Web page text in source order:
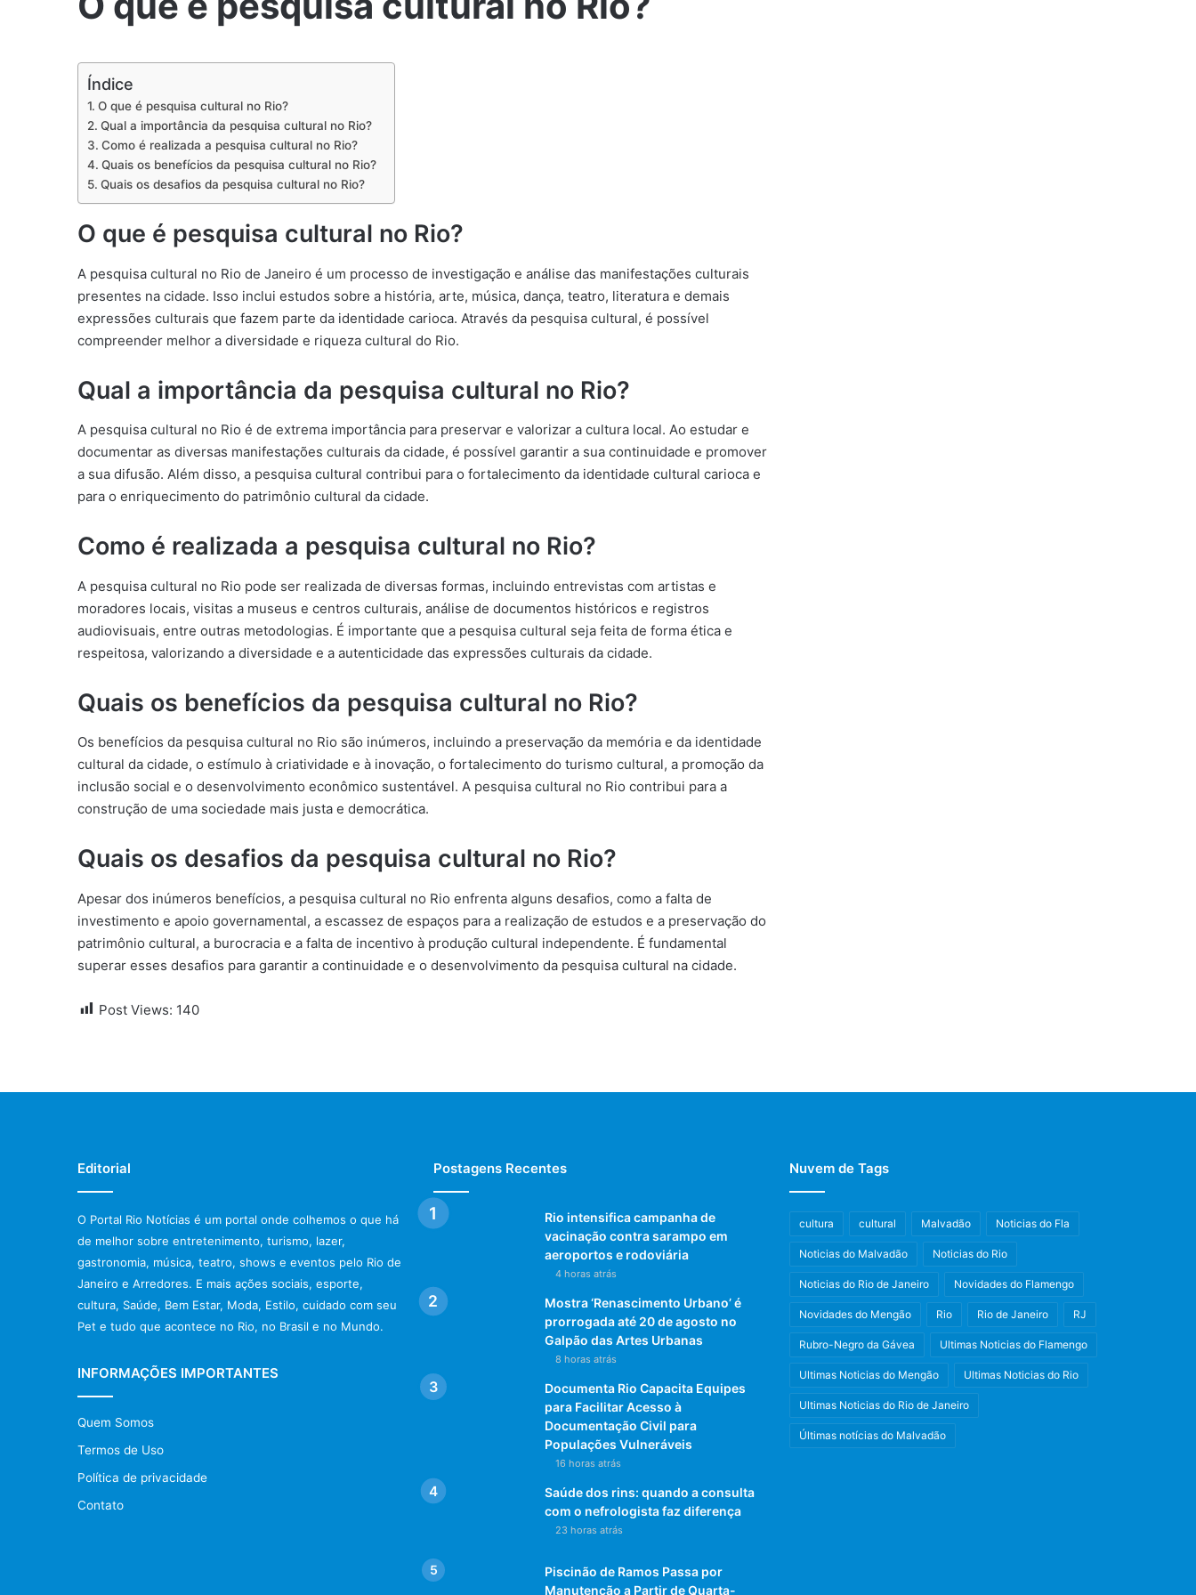
Índice
O que é pesquisa cultural no Rio?
Qual a importância da pesquisa cultural no Rio?
Como é realizada a pesquisa cultural no Rio?
Quais os benefícios da pesquisa cultural no Rio?
Quais os desafios da pesquisa cultural no Rio?
O que é pesquisa cultural no Rio?
A pesquisa cultural no Rio de Janeiro é um processo de investigação e análise das manifestações culturais
presentes na cidade. Isso inclui estudos sobre a história, arte, música, dança, teatro, literatura e demais
expressões culturais que fazem parte da identidade carioca. Através da pesquisa cultural, é possível
compreender melhor a diversidade e riqueza cultural do Rio.
Qual a importância da pesquisa cultural no Rio?
A pesquisa cultural no Rio é de extrema importância para preservar e valorizar a cultura local. Ao estudar e
documentar as diversas manifestações culturais da cidade, é possível garantir a sua continuidade e promover
a sua difusão. Além disso, a pesquisa cultural contribui para o fortalecimento da identidade cultural carioca e
para o enriquecimento do patrimônio cultural da cidade.
Como é realizada a pesquisa cultural no Rio?
A pesquisa cultural no Rio pode ser realizada de diversas formas, incluindo entrevistas com artistas e
moradores locais, visitas a museus e centros culturais, análise de documentos históricos e registros
audiovisuais, entre outras metodologias. É importante que a pesquisa cultural seja feita de forma ética e
respeitosa, valorizando a diversidade e a autenticidade das expressões culturais da cidade.
Quais os benefícios da pesquisa cultural no Rio?
Os benefícios da pesquisa cultural no Rio são inúmeros, incluindo a preservação da memória e da identidade
cultural da cidade, o estímulo à criatividade e à inovação, o fortalecimento do turismo cultural, a promoção da
inclusão social e o desenvolvimento econômico sustentável. A pesquisa cultural no Rio contribui para a
construção de uma sociedade mais justa e democrática.
Quais os desafios da pesquisa cultural no Rio?
Apesar dos inúmeros benefícios, a pesquisa cultural no Rio enfrenta alguns desafios, como a falta de
investimento e apoio governamental, a escassez de espaços para a realização de estudos e a preservação do
patrimônio cultural, a burocracia e a falta de incentivo à produção cultural independente. É fundamental
superar esses desafios para garantir a continuidade e o desenvolvimento da pesquisa cultural na cidade.
Post Views: 140
Editorial
O Portal Rio Notícias é um portal onde colhemos o que há
de melhor sobre entretenimento, turismo, lazer,
gastronomia, música, teatro, shows e eventos pelo Rio de
Janeiro e Arredores. E mais ações sociais, esporte,
cultura, Saúde, Bem Estar, Moda, Estilo, cuidado com seu
Pet e tudo que acontece no Rio, no Brasil e no Mundo.
INFORMAÇÕES IMPORTANTES
Quem Somos
Termos de Uso
Política de privacidade
Contato
Postagens Recentes
Rio intensifica campanha de
vacinação contra sarampo em
aeroportos e rodoviária
4 horas atrás
Mostra ‘Renascimento Urbano’ é
prorrogada até 20 de agosto no
Galpão das Artes Urbanas
8 horas atrás
Documenta Rio Capacita Equipes
para Facilitar Acesso à
Documentação Civil para
Populações Vulneráveis
16 horas atrás
Saúde dos rins: quando a consulta
com o nefrologista faz diferença
23 horas atrás
Piscinão de Ramos Passa por
Manutenção a Partir de Quarta-
Nuvem de Tags
cultura cultural Malvadão Noticias do Fla
Noticias do Malvadão Noticias do Rio
Noticias do Rio de Janeiro Novidades do Flamengo
Novidades do Mengão Rio Rio de Janeiro RJ
Rubro-Negro da Gávea Ultimas Noticias do Flamengo
Ultimas Noticias do Mengão Ultimas Noticias do Rio
Ultimas Noticias do Rio de Janeiro
Últimas notícias do Malvadão